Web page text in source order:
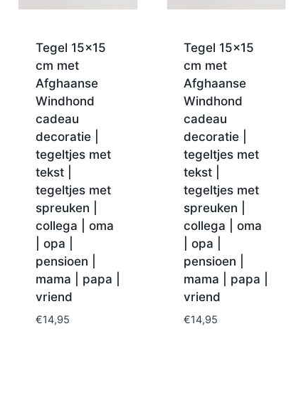
Tegel 15×15
cm met
Afghaanse
Windhond
cadeau
decoratie |
tegeltjes met
tekst |
tegeltjes met
spreuken |
collega | oma
| opa |
pensioen |
mama | papa |
vriend
€14,95
Tegel 15×15
cm met
Afghaanse
Windhond
cadeau
decoratie |
tegeltjes met
tekst |
tegeltjes met
spreuken |
collega | oma
| opa |
pensioen |
mama | papa |
vriend
€14,95